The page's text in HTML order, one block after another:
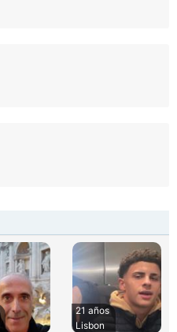
21 años
Lisbon